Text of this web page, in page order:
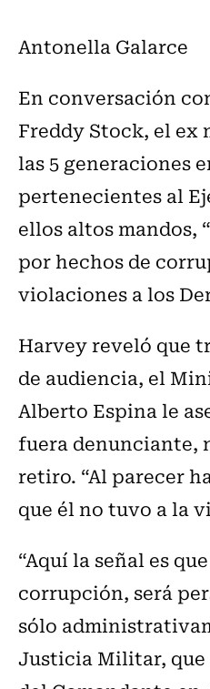
Antonella Galarce
En conversación
Freddy Stock, el ex
las 5 generaciones
pertenecientes al
ellos altos mandos,
por hechos de
violaciones a los
Harvey reveló que
de audiencia, el
Alberto Espina le
fuera denunciante,
retiro. “Al parecer
que él no tuvo a la
“Aquí la señal es
corrupción, será
sólo
Justicia Militar, que